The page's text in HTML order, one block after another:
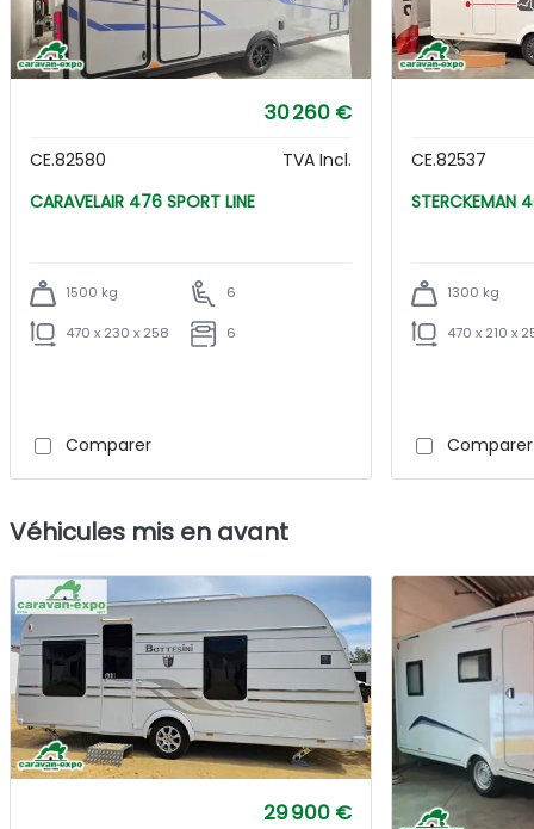
30 260 €
CE.82580
TVA Incl.
CARAVELAIR 476 SPORT LINE
1500 kg 6
470 x 230 x 258 6
Comparer
CE.82537
1300 kg
470 x 210 x
Comparer
Véhicules mis en avant
29 900 €